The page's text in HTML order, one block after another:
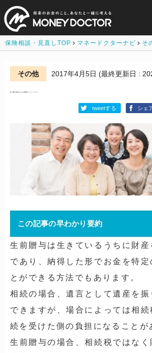
保険相談・見直しTOP マネードクターナビ そ
その他 2017年4月5日 (最終更新日 :
tweetする シェ
この記事の早わかり要約
生前贈与は生きているうちに財
であり、納得した形でお金を特定
とができる方法でもあります。
相続の場合、遺言として遺産を
できますが、場合によっては相
続を受けた側の負担になることが
生前贈与の場合、相続税ではなく